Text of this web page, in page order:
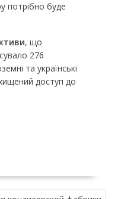
потрібно буде
, що
276
та українські
доступ до